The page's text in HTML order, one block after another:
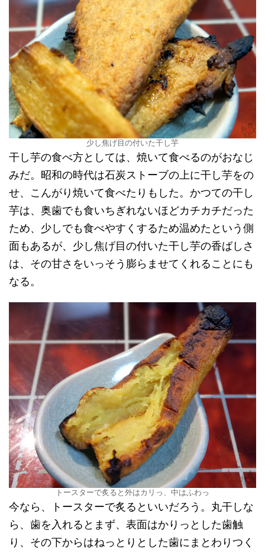
少し焦げ目の付いた干し芋
干し芋の食べ方としては、焼いて食べるのがおなじ
みだ。昭和の時代は石炭ストーブの上に干し芋をの
せ、こんがり焼いて食べたりもした。かつての干し
芋は、奥歯でも食いちぎれないほどカチカチだった
ため、少しでも食べやすくするため温めたという側
面もあるが、少し焦げ目の付いた干し芋の香ばしさ
は、その甘さをいっそう膨らませてくれることにも
なる。
トースターで炙ると外はカリっ、中はふわっ
今なら、トースターで炙るといいだろう。丸干しな
ら、歯を入れるとまず、表面はかりっとした歯触
り、その下からはねっとりとした歯にまとわりつく